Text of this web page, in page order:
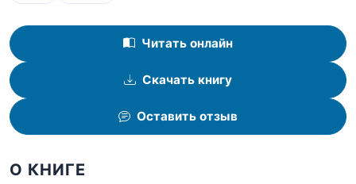
Читать онлайн
Скачать книгу
Оставить отзыв
О КНИГЕ